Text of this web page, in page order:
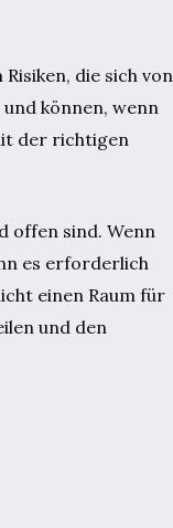
die sich von
können, wenn
der richtigen
offen sind. Wenn
es erforderlich
einen Raum für
und den